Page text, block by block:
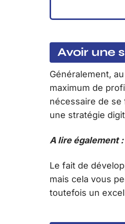
Avoir une
Généralement,
maximum de
nécessaire de se
une stratégie
A lire également :
Le fait de
mais cela vous
toutefois un